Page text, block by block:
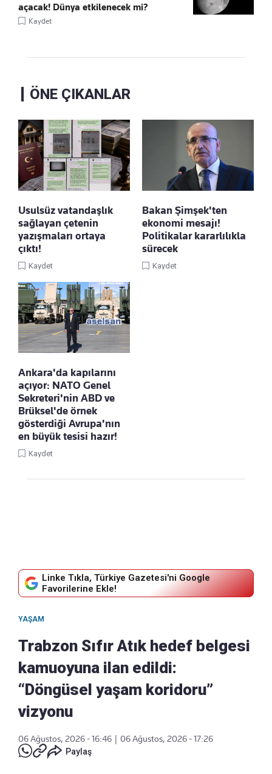
açacak! Dünya etkilenecek mi?
Kaydet
ÖNE ÇIKANLAR
Usulsüz vatandaşlık
sağlayan çetenin
yazışmaları ortaya
çıktı!
Kaydet
Bakan Şimşek'ten
ekonomi mesajı!
Politikalar kararlılıkla
sürecek
Kaydet
Ankara'da kapılarını
açıyor: NATO Genel
Sekreteri'nin ABD ve
Brüksel'de örnek
gösterdiği Avrupa'nın
en büyük tesisi hazır!
Kaydet
Linke Tıkla, Türkiye Gazetesi'ni Google
Favorilerine Ekle!
YAŞAM
Trabzon Sıfır Atık hedef belgesi
kamuoyuna ilan edildi:
“Döngüsel yaşam koridoru”
vizyonu
06 Ağustos, 2026 - 16:46 | 06 Ağustos, 2026 - 17:26
Paylaş